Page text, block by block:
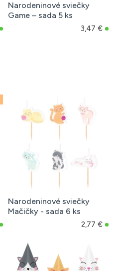
Narodeninové sviečky
Game – sada 5 ks
3,47 €
Narodeninové sviečky
Mačičky - sada 6 ks
2,77 €